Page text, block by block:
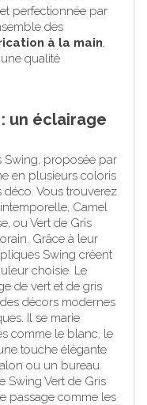
perfectionnée par
des
à la main,
qualité
un éclairage
Swing, proposée par
en plusieurs coloris
Vous trouverez
Camel
ou Vert de Gris
Grâce à leur
Swing créent
choisie. Le
de vert et de gris
décors modernes
Il se marie
comme le blanc, le
touche élégante
ou un bureau.
Swing Vert de Gris
passage comme les